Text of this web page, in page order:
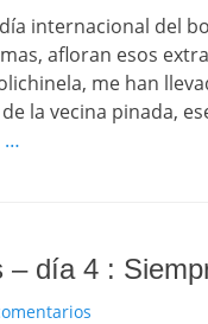
internacional del
afloran esos
me han
la vecina pinada,
…
– día 4 :